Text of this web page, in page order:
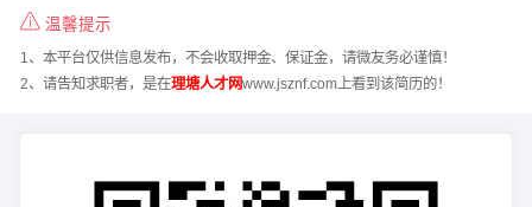
温馨提示
1、本平台仅供信息发布，不会收取押金、保证金，请微友务必谨慎！
2、请告知求职者，是在理塘人才网www.jsznf.com上看到该简历的！